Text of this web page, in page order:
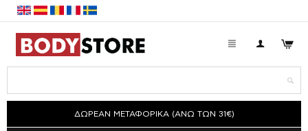
ΔΩΡΕΑΝ ΜΕΤΑΦΟΡΙΚΑ (ΑΝΩ ΤΩΝ 31€)